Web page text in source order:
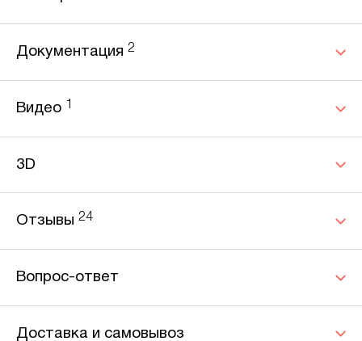
Документация 2
Видео
3D
Отзывы 24
Вопрос-ответ
Доставка и самовывоз